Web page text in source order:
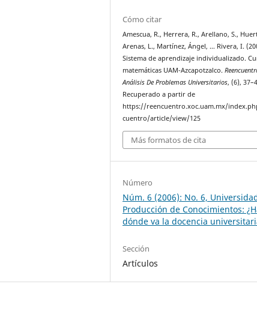
Cómo citar
Amescua, R., Herrera, R., Arellano, S.,
Arenas, L., Martínez, Ángel, … Rivera, I.
Sistema de aprendizaje individualizado.
matemáticas UAM-Azcapotzalco.
Análisis De Problemas Universitarios, (6),
Recuperado a partir de
https://reencuentro.xoc.uam.mx/
cuentro/article/view/125
Más formatos de cita
Número
Núm. 6 (2006): No. 6,
Producción de Conocimientos:
dónde va la docencia
Sección
Artículos